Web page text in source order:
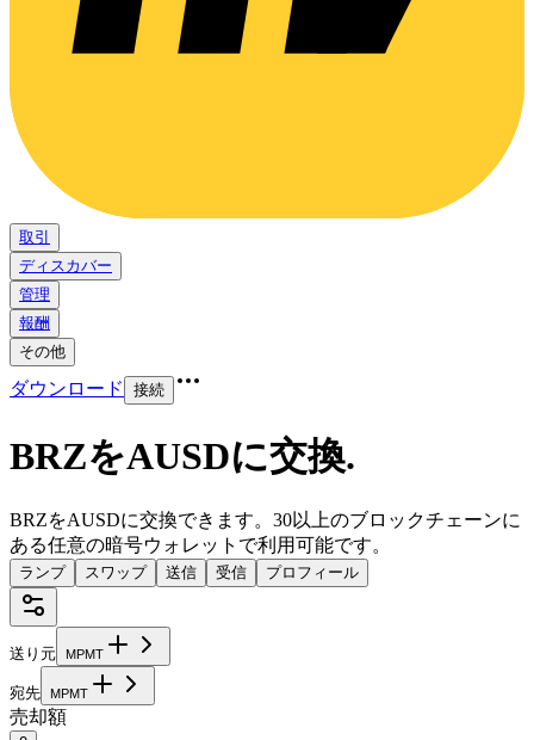
取引
ディスカバー
管理
報酬
その他
ダウンロード 接続
BRZをAUSDに交換.
BRZをAUSDに交換できます。30以上のブロックチェーンに
ある任意の暗号ウォレットで利用可能です。
ランプ スワップ 送信 受信 プロフィール
送り元 MPMT
宛先 MPMT
売却額